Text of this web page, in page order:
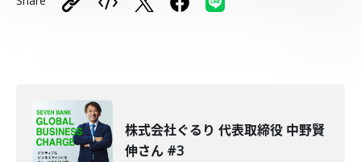
株式会社ぐるり 代表取締役 中野賢
伸さん #3